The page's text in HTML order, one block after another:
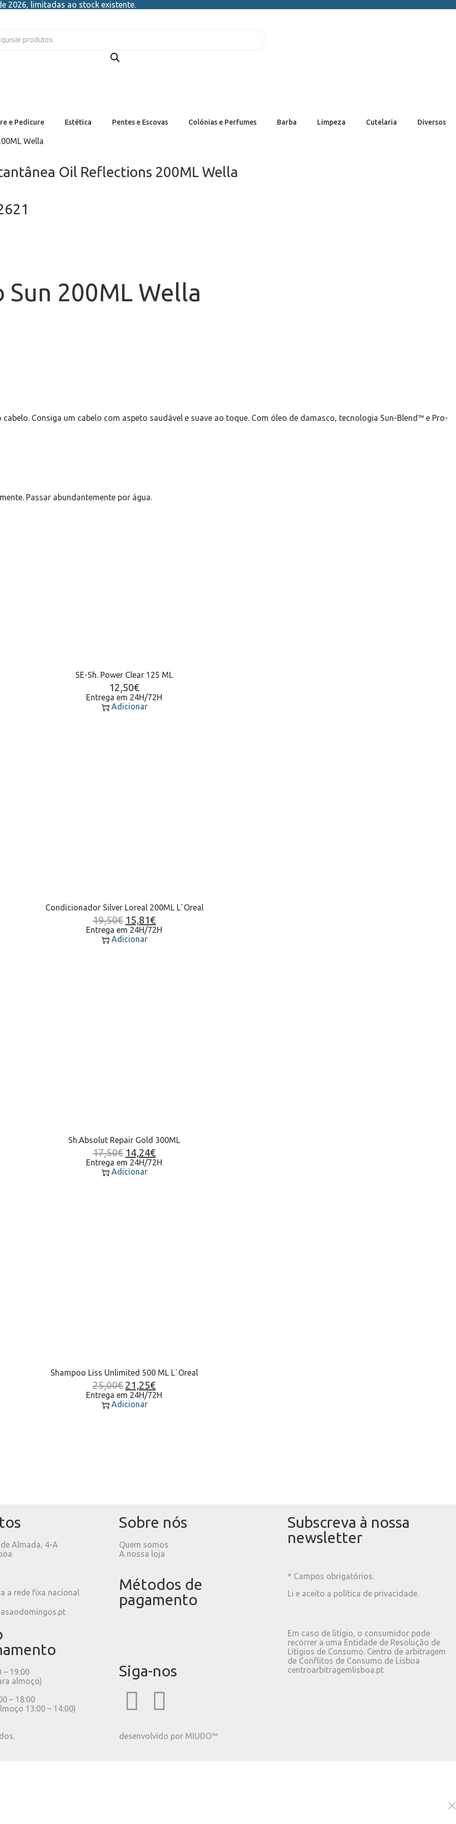
2026, limitadas ao stock existente.
e Pedicure Estética Pentes e Escovas Colónias e Perfumes Barba Limpeza Cutelaria Diversos
Wella
Oil Reflections 200ML Wella
200ML Wella
Consiga um cabelo com aspeto saudável e suave ao toque. Com óleo de damasco, tecnologia Sun-Blend™ e Pro-
Passar abundantemente por água.
SE-Sh. Power Clear 125 ML
12,50€
Entrega em 24H/72H
Adicionar
Condicionador Silver Loreal 200ML L`Oreal
19,50€ 15,81€
Entrega em 24H/72H
Adicionar
Sh.Absolut Repair Gold 300ML
17,50€ 14,24€
Entrega em 24H/72H
Adicionar
Shampoo Liss Unlimited 500 ML L`Oreal
25,00€ 21,25€
Entrega em 24H/72H
Adicionar
Almada, 4-A
a rede fixa nacional
– 19:00
almoço)
– 18:00
13:00 – 14:00)
Sobre nós
Quem somos
A nossa loja
Métodos de
pagamento
Siga-nos
Subscreva à nossa
newsletter
* Campos obrigatórios.
Li e aceito a política de privacidade.
Em caso de litígio, o consumidor pode
recorrer a uma Entidade de Resolução de
Litígios de Consumo. Centro de arbitragem
de Conflitos de Consumo de Lisboa
centroarbitragemlisboa.pt
desenvolvido por MIUDO™